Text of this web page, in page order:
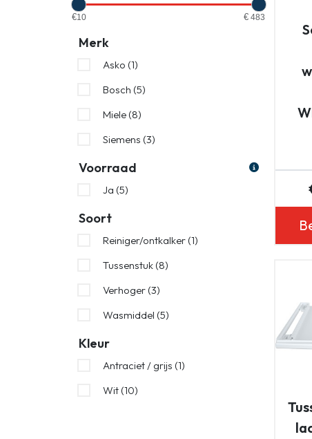
10 483
Merk
Asko (1)
Bosch (5)
Miele (8)
Siemens (3)
Voorraad
Ja (5)
Soort
Reiniger/ontkalker (1)
Tussenstuk (8)
Verhoger (3)
Wasmiddel (5)
Kleur
Antraciet / grijs (1)
Wit (10)